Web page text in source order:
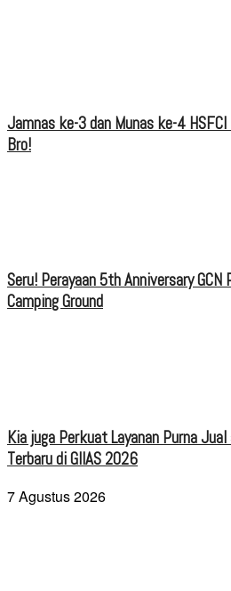
Jamnas ke-3 dan Munas ke-4
Bro!
Seru! Perayaan 5th Anniversary
Camping Ground
Kia juga Perkuat Layanan Purna
Terbaru di GIIAS 2026
7 Agustus 2026